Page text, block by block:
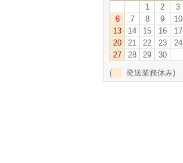
1
2 3
6
7 8 9 10
13
14 15 16 17
20
21 22 23 24
27
28 29
30
(
発送業務休み)